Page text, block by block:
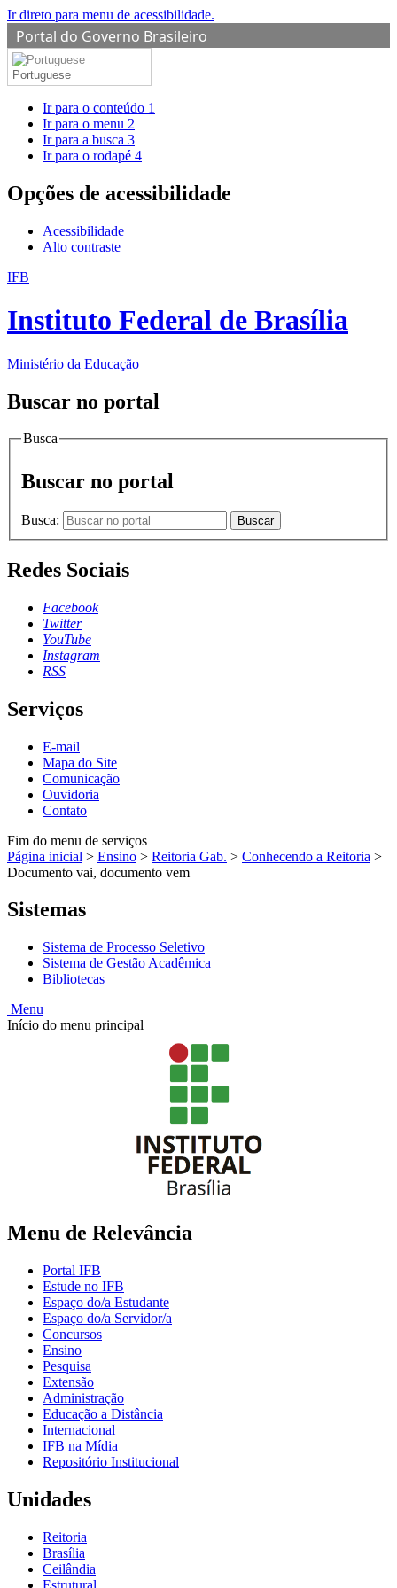
Ir direto para menu de acessibilidade.
Portal do Governo Brasileiro
Portuguese
Ir para o conteúdo 1
Ir para o menu 2
Ir para a busca 3
Ir para o rodapé 4
Opções de acessibilidade
Acessibilidade
Alto contraste
IFB
Instituto Federal de Brasília
Ministério da Educação
Buscar no portal
Busca
Buscar no portal
Busca: Buscar
Redes Sociais
Facebook
Twitter
YouTube
Instagram
RSS
Serviços
E-mail
Mapa do Site
Comunicação
Ouvidoria
Contato
Fim do menu de serviços
Página inicial > Ensino > Reitoria Gab. > Conhecendo a Reitoria >
Documento vai, documento vem
Sistemas
Sistema de Processo Seletivo
Sistema de Gestão Acadêmica
Bibliotecas
Menu
Início do menu principal
Menu de Relevância
Portal IFB
Estude no IFB
Espaço do/a Estudante
Espaço do/a Servidor/a
Concursos
Ensino
Pesquisa
Extensão
Administração
Educação a Distância
Internacional
IFB na Mídia
Repositório Institucional
Unidades
Reitoria
Brasília
Ceilândia
Estrutural